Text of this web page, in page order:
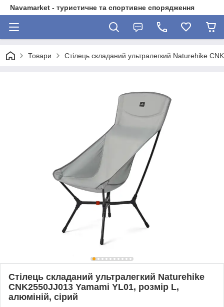
Navamarket - туристичне та спортивне спорядження
Товари Стілець складаний ультралегкий Naturehike
Стілець складаний ультралегкий Naturehike
CNK2550JJ013 Yamami YL01, розмір L,
алюміній, сірий